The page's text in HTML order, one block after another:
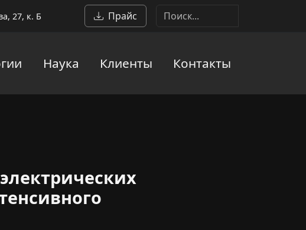
27, к. Б Прайс
Наука Клиенты Контакты